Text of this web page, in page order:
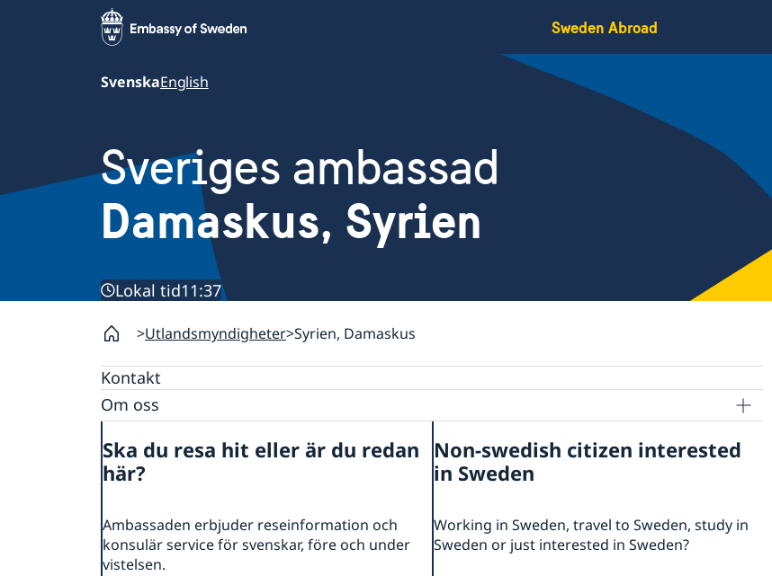
Sweden Abroad
SvenskaEnglish
Sveriges ambassad
Damaskus, Syrien
Lokal tid11:37
Utlandsmyndigheter Syrien, Damaskus
Kontakt
Om oss
Ska du resa hit eller är du redan
här?
Ambassaden erbjuder reseinformation och
konsulär service för svenskar, före och under
vistelsen.
Non-swedish citizen interested
in Sweden
Working in Sweden, travel to Sweden, study in
Sweden or just interested in Sweden?